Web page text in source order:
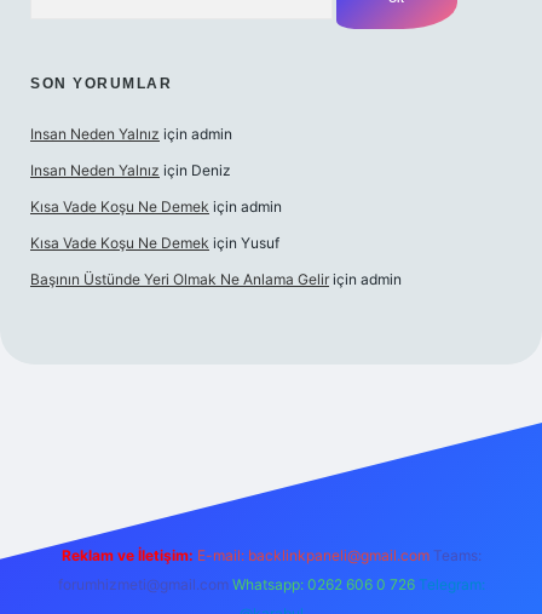
SON YORUMLAR
Insan Neden Yalnız için admin
Insan Neden Yalnız için Deniz
Kısa Vade Koşu Ne Demek için admin
Kısa Vade Koşu Ne Demek için Yusuf
Başının Üstünde Yeri Olmak Ne Anlama Gelir için admin
Reklam ve İletişim: E-mail: backlinkpaneli@gmail.com Teams:
forumhizmeti@gmail.com Whatsapp: 0262 606 0 726 Telegram: